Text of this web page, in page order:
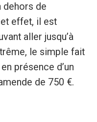
dehors de
effet, il est
aller jusqu’à
le simple fait
présence d’un
de 750 €.